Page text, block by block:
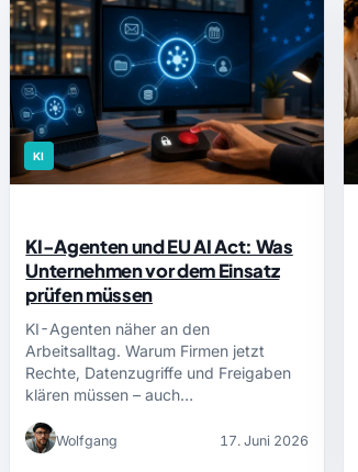
KI
KI-Agenten und EU AI Act: Was
Unternehmen vor dem Einsatz
prüfen müssen
KI-Agenten näher an den
Arbeitsalltag. Warum Firmen jetzt
Rechte, Datenzugriffe und Freigaben
klären müssen – auch…
Wolfgang 17. Juni 2026